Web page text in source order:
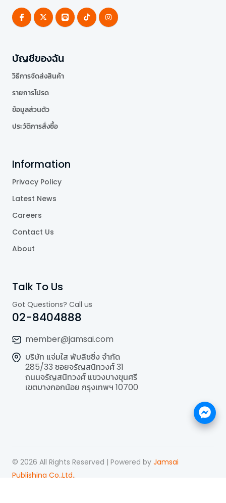
บัญชีของฉัน
วิธีการจัดส่งสินค้า
รายการโปรด
ข้อมูลส่วนตัว
ประวัติการสั่งซื้อ
Information
Privacy Policy
Latest News
Careers
Contact Us
About
Talk To Us
Got Questions? Call us
02-8404888
member@jamsai.com
บริษัท แจ่มใส พับลิชชิ่ง จำกัด
285/33 ซอยจรัญสนิทวงศ์ 31
ถนนจรัญสนิทวงศ์ แขวงบางขุนศรี
เขตบางกอกน้อย กรุงเทพฯ 10700
© 2026 All Rights Reserved | Powered by Jamsai
Publishing Co.,Ltd..